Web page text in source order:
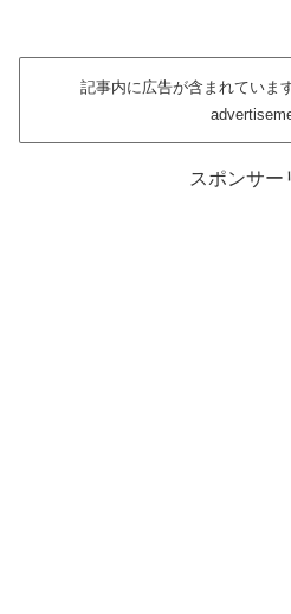
記事内に広告が含まれていま
スポンサー